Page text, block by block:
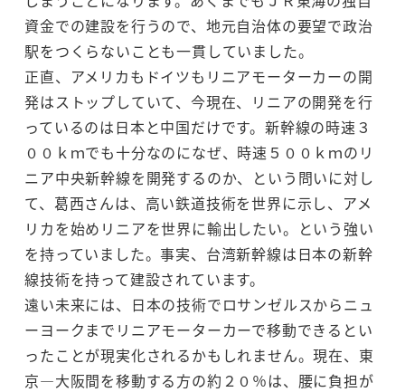
資金での建設を行うので、地元自治体の要望で政治
駅をつくらないことも一貫していました。
正直、アメリカもドイツもリニアモーターカーの開
発はストップしていて、今現在、リニアの開発を行
っているのは日本と中国だけです。新幹線の時速３
００ｋｍでも十分なのになぜ、時速５００ｋｍのリ
ニア中央新幹線を開発するのか、という問いに対し
て、葛西さんは、高い鉄道技術を世界に示し、アメ
リカを始めリニアを世界に輸出したい。という強い
を持っていました。事実、台湾新幹線は日本の新幹
線技術を持って建設されています。
遠い未来には、日本の技術でロサンゼルスからニュ
ーヨークまでリニアモーターカーで移動できるとい
ったことが現実化されるかもしれません。現在、東
京―大阪間を移動する方の約２０％は、腰に負担が